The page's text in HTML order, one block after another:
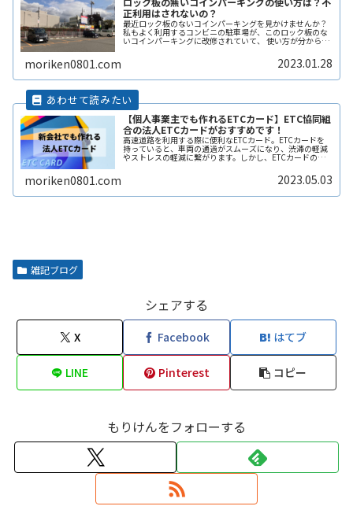
正利用はされないの？
最近ロック板のないコインパーキングを見かけませんか？
私もよく利用するコンビニの駐車場が、このロック板のな
いコインパーキングに改修されていて、 使い方が分からず
ク板のないコインパーキングの使い方や、ロック板がない
と不正に使われないの？などその辺りも含めて解説しま
moriken0801.com 2023.01.28
【個人事業主でも作れるETCカード】ETC協同組
合の法人ETCカードがおすすめです！
高速道路を利用する際に便利なETCカード。ETCカードを
持っていると、車両の通過がスムーズになり、渋滞の軽減
やストレスの軽減に繋がります。しかし、ETCカードの種
moriken0801.com 2023.05.03
雑記ブログ
シェアする
X Facebook はてブ
LINE Pinterest コピー
もりけんをフォローする